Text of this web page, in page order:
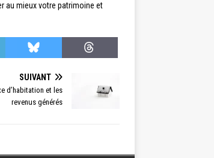
au mieux votre patrimoine et
SUIVANT
d’habitation et les
revenus générés